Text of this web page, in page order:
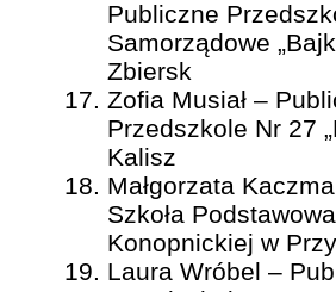
Publiczne
Samorządowe
Zbiersk
Zofia Musiał –
Przedszkole Nr 27
Kalisz
Małgorzata
Szkoła
Konopnickiej w
Laura Wróbel –